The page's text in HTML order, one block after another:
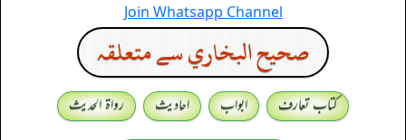
Join Whatsapp Channel
صحيح البخاري سے متعلقہ
کتاب تعارف ابواب احادیث
رواۃ الحدیث